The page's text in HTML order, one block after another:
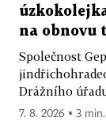
na obnovu
Společnost
Drážního
7. 8. 2026 ▪ 3